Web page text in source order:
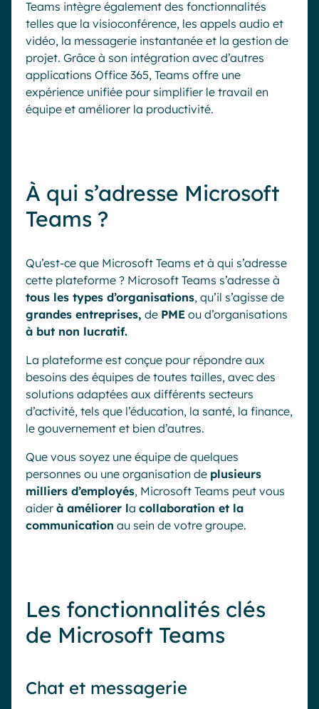
Teams intègre également des fonctionnalités
telles que la visioconférence, les appels audio et
vidéo, la messagerie instantanée et la gestion de
projet. Grâce à son intégration avec d’autres
applications Office 365, Teams offre une
expérience unifiée pour simplifier le travail en
équipe et améliorer la productivité.
À qui s’adresse Microsoft
Teams ?
Qu’est-ce que Microsoft Teams et à qui s’adresse
cette plateforme ? Microsoft Teams s’adresse à
tous les types d’organisations, qu’il s’agisse de
grandes entreprises, de PME ou d’organisations
à but non lucratif.
La plateforme est conçue pour répondre aux
besoins des équipes de toutes tailles, avec des
solutions adaptées aux différents secteurs
d’activité, tels que l’éducation, la santé, la finance,
le gouvernement et bien d’autres.
Que vous soyez une équipe de quelques
personnes ou une organisation de plusieurs
milliers d’employés, Microsoft Teams peut vous
aider à améliorer la collaboration et la
communication au sein de votre groupe.
Les fonctionnalités clés
de Microsoft Teams
Chat et messagerie